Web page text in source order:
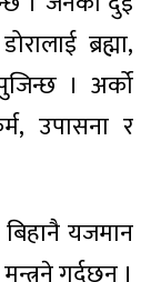
ब्रह्मा,
। अर्को
उपासना र
यजमान